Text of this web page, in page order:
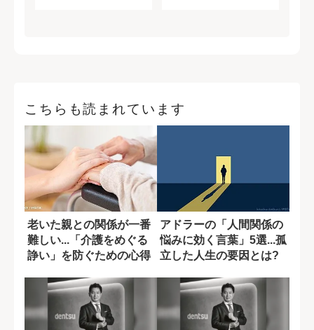
こちらも読まれています
老いた親との関係が一番
難しい...「介護をめぐる
諍い」を防ぐための心得
アドラーの「人間関係の
悩みに効く言葉」5選...孤
立した人生の要因とは?